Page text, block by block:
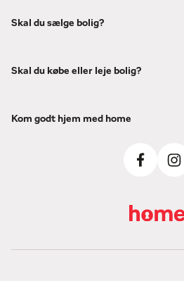
Skal du sælge bolig?
Skal du købe eller leje bolig?
Kom godt hjem med home